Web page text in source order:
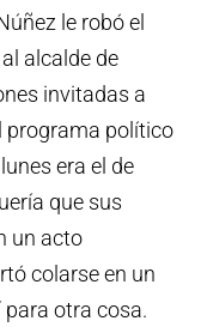
le robó el
alcalde de
invitadas a
programa político
era el de
que sus
un acto
colarse en un
otra cosa.